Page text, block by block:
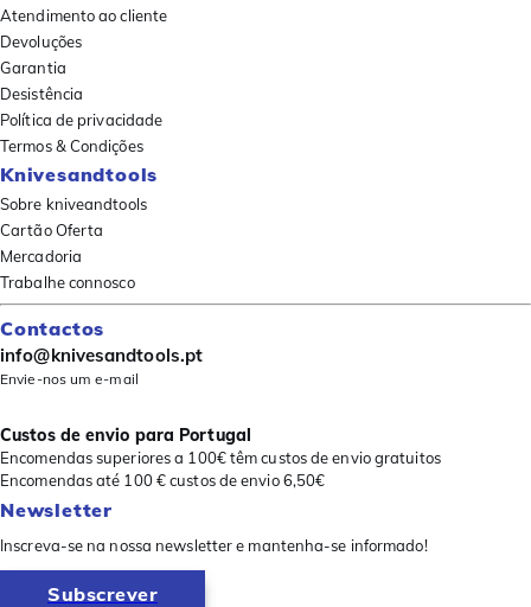
Atendimento ao cliente
Devoluções
Garantia
Desistência
Política de privacidade
Termos & Condições
Knivesandtools
Sobre kniveandtools
Cartão Oferta
Mercadoria
Trabalhe connosco
Contactos
info@knivesandtools.pt
Envie-nos um e-mail
Custos de envio para Portugal
Encomendas superiores a 100€ têm custos de envio gratuitos
Encomendas até 100 € custos de envio 6,50€
Newsletter
Inscreva-se na nossa newsletter e mantenha-se informado!
Subscrever